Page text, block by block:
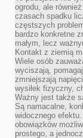
ogrodu, ale
czasach spadku
częstszych
bardzo konkretne
małym, lecz
Kontakt z ziemią
Wiele osób
wyciszają,
zmniejszają
wysiłek fizyczny,
Ważny jest także
Są namacalne,
widocznego
obowiązków
prostego, a